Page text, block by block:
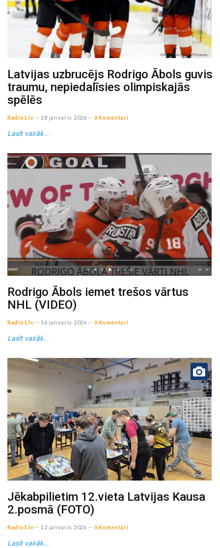
Latvijas uzbrucējs Rodrigo Ābols guvis
traumu, nepiedalīsies olimpiskajās
spēlēs
Radio1.lv -- 18 janvaris 2026 -- 0 Komentāri
Lasīt vairāk...
Rodrigo Ābols iemet trešos vārtus
NHL (VIDEO)
Radio1.lv -- 16 janvaris 2026 -- 0 Komentāri
Lasīt vairāk...
Jēkabpilietim 12.vieta Latvijas Kausa
2.posmā (FOTO)
Radio1.lv -- 12 janvaris 2026 -- 0 Komentāri
Lasīt vairāk...